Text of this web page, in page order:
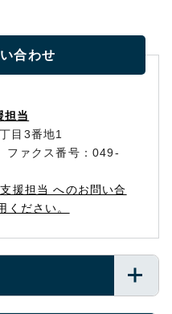
合わせ
担当
目3番地1
ァクス番号：049-
援担当 へのお問い合
ください。